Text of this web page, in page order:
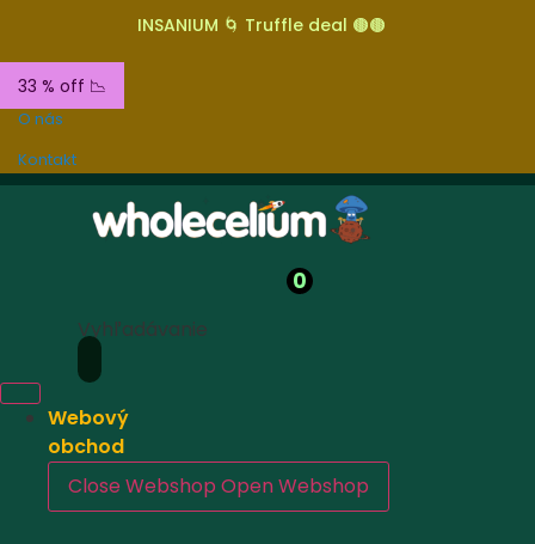
INSANIUM 🌀 Truffle deal 🟤🟤
33 % off 📉
O nás
Kontakt
0
Vyhľadávanie
Webový
obchod
Close Webshop Open Webshop